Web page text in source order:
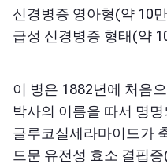
신경병증 영아형(약 10
급성 신경병증 형태(약
이 병은 1882년에 처음
박사의 이름을 따서 명
글루코실세라마이드가
드문 유전성 효소 결핍